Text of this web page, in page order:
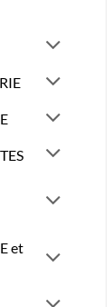
et